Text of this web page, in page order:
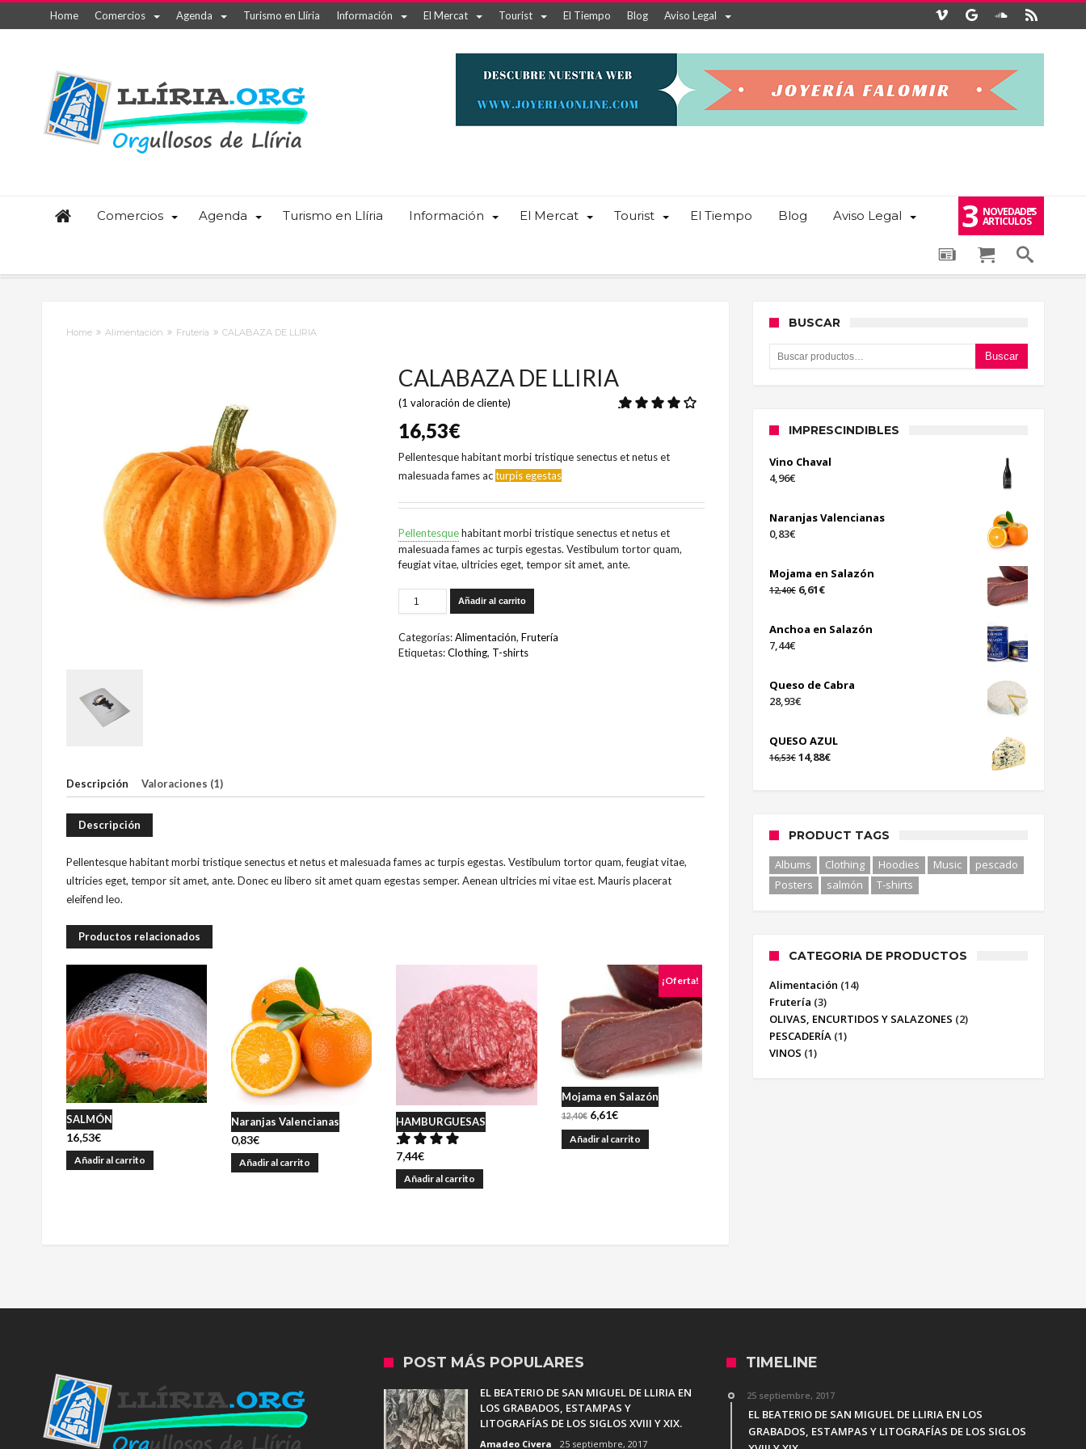
Home Comercios Agenda Turismo en Llíria Información El Mercat Tourist El Tiempo Blog Aviso Legal
Comercios Agenda Turismo en Llíria Información El Mercat Tourist El Tiempo Blog Aviso Legal 3 NOVEDADES
ARTICULOS
Home Alimentación Frutería CALABAZA DE LLIRIA
CALABAZA DE LLIRIA
4.00debasado enpuntuación de los
(1 valoración de cliente)
16,53€
Pellentesque habitant morbi tristique senectus et netus et
malesuada fames acturpis egestas
Pellentesquehabitant morbi tristique senectus et netus et
malesuada fames ac turpis egestas. Vestibulum tortor quam,
feugiat vitae, ultricies eget, tempor sit amet, ante.
Añadir al carrito
Categorías:Alimentación, Frutería
Etiquetas:Clothing, T-shirts
Descripción Valoraciones (1)
Descripción
Pellentesque habitant morbi tristique senectus et netus et malesuada fames ac turpis egestas. Vestibulum tortor quam, feugiat vitae,
ultricies eget, tempor sit amet, ante. Donec eu libero sit amet quam egestas semper. Aenean ultricies mi vitae est. Mauris placerat
eleifend leo.
Productos relacionados
SALMÓN
16,53€
Añadir al carrito
Naranjas Valencianas
0,83€
Añadir al carrito
HAMBURGUESAS
4.00
sobre 5
7,44€
Añadir al carrito
¡Oferta!
Mojama en Salazón
12,40€ 6,61€
Añadir al carrito
BUSCAR
IMPRESCINDIBLES
Vino Chaval
4,96€
Naranjas Valencianas
0,83€
Mojama en Salazón
12,40€ 6,61€
Anchoa en Salazón
7,44€
Queso de Cabra
28,93€
QUESO AZUL
16,53€ 14,88€
PRODUCT TAGS
Albums
Clothing Hoodies Music
pescado
Posters
salmón T-shirts
CATEGORIA DE PRODUCTOS
Alimentación (14)
Frutería (3)
OLIVAS, ENCURTIDOS Y SALAZONES (2)
PESCADERÍA (1)
VINOS (1)
POST MÁS POPULARES
EL BEATERIO DE SAN MIGUEL DE LLIRIA EN
LOS GRABADOS, ESTAMPAS Y
LITOGRAFÍAS DE LOS SIGLOS XVIII Y XIX.
Amadeo Civera 25 septiembre, 2017
TIMELINE
25 septiembre, 2017
EL BEATERIO DE SAN MIGUEL DE LLIRIA EN LOS
GRABADOS, ESTAMPAS Y LITOGRAFÍAS DE LOS SIGLOS